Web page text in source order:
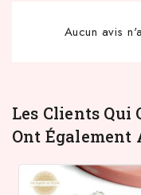
Aucun avis
Les Clients Qui
Ont Également